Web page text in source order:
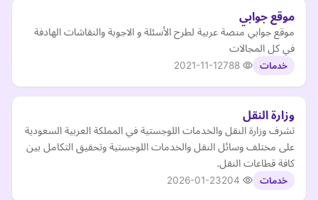
موقع جوابي
موقع جوابي منصة عربية لطرح الأسئلة و الاجوبة والنقاشات الهادفة
في كل المجالات
خدمات 2021-11-12
وزارة النقل
تشرف وزارة النقل والخدمات اللوجستية في المملكة العربية السعودية
على مختلف وسائل النقل والخدمات اللوجستية وتحقيق التكامل بين
كافة قطاعات النقل.
خدمات 2026-01-23